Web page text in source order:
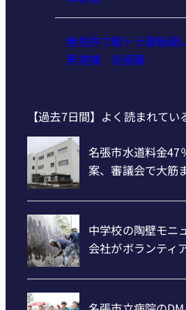
無免許で軽トラ運転
男逮捕 名張署
【過去7日間】よく読まれてい